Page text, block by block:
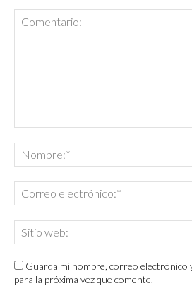
Guarda mi nombre, correo electrónico
para la próxima vez que comente.